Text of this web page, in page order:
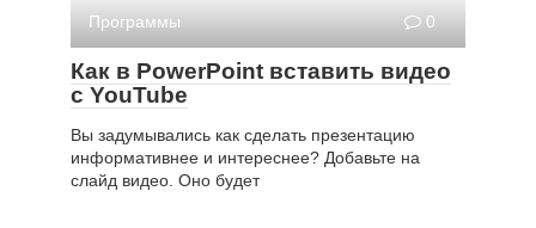
Программы
0
Как в PowerPoint вставить видео
с YouTube
Вы задумывались как сделать презентацию
информативнее и интереснее? Добавьте на
слайд видео. Оно будет